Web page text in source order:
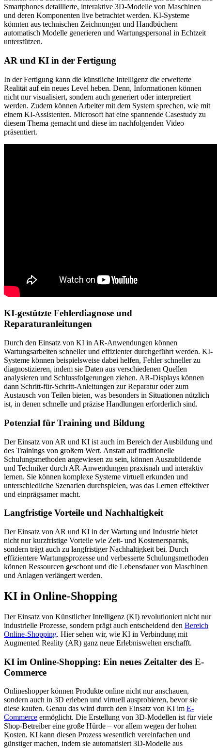
Smartphones detaillierte, interaktive 3D-Modelle von Maschinen
und deren Komponenten live betrachtet werden. KI-Systeme
könnten aus technischen Zeichnungen und Handbüchern
automatisch Modelle generieren und Wartungspersonal in Echtzeit
unterstützen.
AR und KI in der Fertigung
In der Fertigung kann die künstliche Intelligenz die erweiterte
Realität auf ein neues Level heben. Denn, Informationen können
nicht nur visualisiert, sondern auch generiert oder interpretiert
werden. Zudem können Arbeiter mit dem System sprechen, wie mit
einem KI-Assistenten. Microsoft hat eine spannende Casestudy zu
diesem Thema gemacht und diese im nachfolgenden Video
präsentiert.
KI-gestützte Fehlerdiagnose und
Reparaturanleitungen
Durch den Einsatz von KI in AR-Anwendungen können
Wartungsarbeiten schneller und effizienter durchgeführt werden. KI-
Systeme können beispielsweise dabei helfen, Fehler schneller zu
diagnostizieren, indem sie Daten aus verschiedenen Quellen
analysieren und Schlussfolgerungen ziehen. AR-Displays können
dann Schritt-für-Schritt-Anleitungen zur Reparatur oder zum
Austausch von Teilen bieten, was besonders in Situationen nützlich
ist, in denen schnelle und präzise Handlungen erforderlich sind.
Potenzial für Training und Bildung
Der Einsatz von AR und KI ist auch im Bereich der Ausbildung und
des Trainings von großem Wert. Anstatt auf traditionelle
Schulungsmethoden angewiesen zu sein, können Auszubildende
und Techniker durch AR-Anwendungen praxisnah und interaktiv
lernen. Sie können komplexe Systeme virtuell erkunden und
unterschiedliche Szenarien durchspielen, was das Lernen effektiver
und einprägsamer macht.
Langfristige Vorteile und Nachhaltigkeit
Der Einsatz von AR und KI in der Wartung und Industrie bietet
nicht nur kurzfristige Vorteile wie Zeit- und Kostenersparnis,
sondern trägt auch zu langfristiger Nachhaltigkeit bei. Durch
effizientere Wartungsprozesse und verbesserte Schulungsmethoden
können Ressourcen geschont und die Lebensdauer von Maschinen
und Anlagen verlängert werden.
KI in Online-Shopping
Der Einsatz von Künstlicher Intelligenz (KI) revolutioniert nicht nur
industrielle Prozesse, sondern prägt auch entscheidend den Bereich
Online-Shopping. Hier sehen wir, wie KI in Verbindung mit
Augmented Reality (AR) ganz neue Erlebniswelten erschafft.
KI im Online-Shopping: Ein neues Zeitalter des E-
Commerce
Onlineshopper können Produkte online nicht nur anschauen,
sondern auch in 3D erleben und virtuell ausprobieren, bevor sie
diese kaufen. Genau das wird durch den Einsatz von KI im E-
Commerce ermöglicht. Die Erstellung von 3D-Modellen ist für viele
Shop-Betreiber eine große Hürde – vor allem wegen der hohen
Kosten. KI kann diesen Prozess wesentlich vereinfachen und
günstiger machen, indem sie automatisiert 3D-Modelle aus